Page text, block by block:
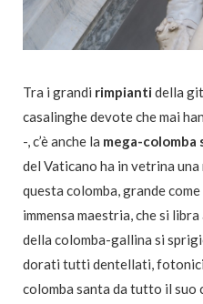
Tra i grandi rimpianti della
casalinghe devote che mai
-, c’è anche la mega-colomba
del Vaticano ha in vetrina
questa colomba, grande
immensa maestria, che si
della colomba-gallina si
dorati tutti dentellati,
colomba santa da tutto il suo